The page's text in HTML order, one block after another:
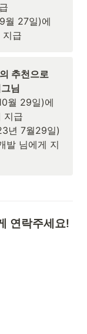
월 27일)에
지급
추천으로
님
월 29일)에
지급
년 7월29일)
발 님에게 지
연락주세요!